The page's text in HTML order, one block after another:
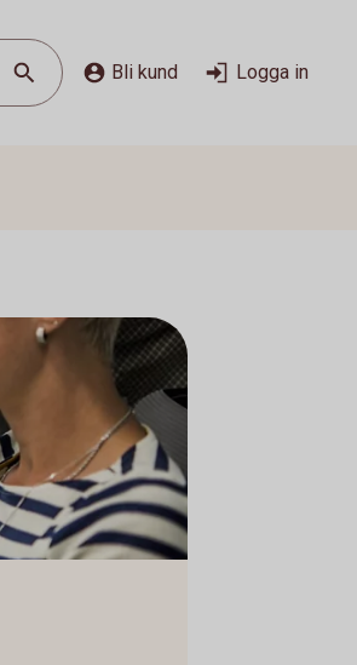
Bli kund Logga in